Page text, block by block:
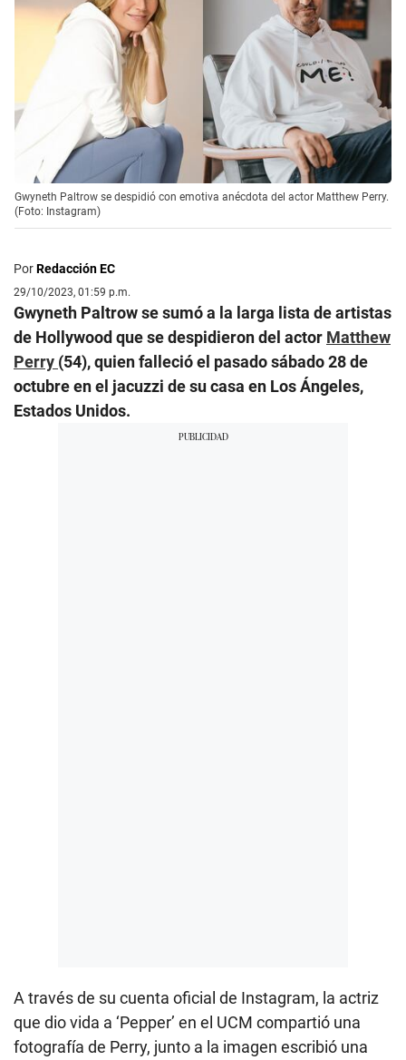
Gwyneth Paltrow se despidió con emotiva anécdota del actor Matthew Perry.
(Foto: Instagram)
PorRedacción EC
29/10/2023, 01:59 p.m.
Gwyneth Paltrow se sumó a la larga lista de artistas
de Hollywood que se despidieron del actor Matthew
Perry (54), quien falleció el pasado sábado 28 de
octubre en el jacuzzi de su casa en Los Ángeles,
Estados Unidos.
A través de su cuenta oficial de Instagram, la actriz
que dio vida a ‘Pepper’ en el UCM compartió una
fotografía de Perry, junto a la imagen escribió una